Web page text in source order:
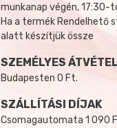
munkanap végén,
Ha a termék Rendelhető
alatt készítjük össze
SZEMÉLYES ÁTVÉTEL
Budapesten 0 Ft.
SZÁLLÍTÁSI DÍJAK
Csomagautomata 1